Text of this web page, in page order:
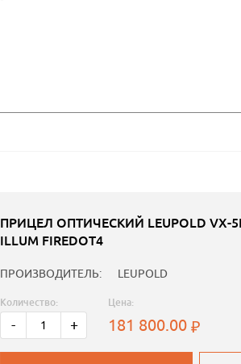
ПРИЦЕЛ ОПТИЧЕСКИЙ LEUPOLD VX-
ILLUM FIREDOT4
ПРОИЗВОДИТЕЛЬ: LEUPOLD
Количество:
- +
Цена:
181 800.00